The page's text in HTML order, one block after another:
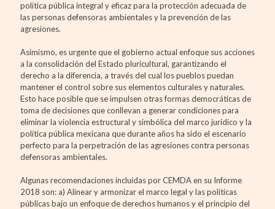
política pública integral y eficaz para la protección adecuada de
las personas defensoras ambientales y la prevención de las
agresiones.
Asimismo, es urgente que el gobierno actual enfoque sus acciones
a la consolidación del Estado pluricultural, garantizando el
derecho a la diferencia, a través del cual los pueblos puedan
mantener el control sobre sus elementos culturales y naturales.
Esto hace posible que se impulsen otras formas democráticas de
toma de decisiones que conllevan a generar condiciones para
eliminar la violencia estructural y simbólica del marco jurídico y la
política pública mexicana que durante años ha sido el escenario
perfecto para la perpetración de las agresiones contra personas
defensoras ambientales.
Algunas recomendaciones incluidas por CEMDA en su Informe
2018 son: a) Alinear y armonizar el marco legal y las políticas
públicas bajo un enfoque de derechos humanos y el principio del